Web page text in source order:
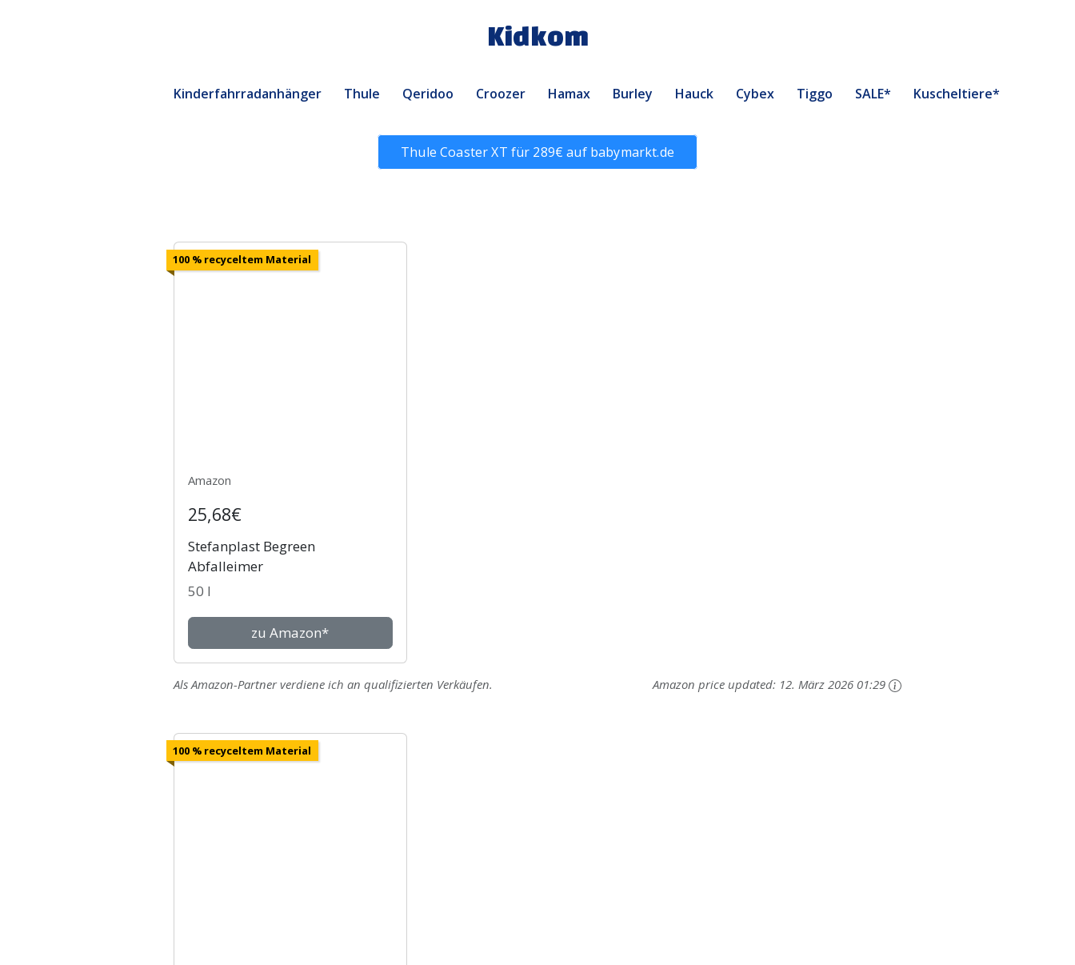
Kidkom
Kinderfahrradanhänger Thule Qeridoo Croozer Hamax Burley Hauck Cybex Tiggo SALE* Kuscheltiere*
Thule Coaster XT für 289€ auf babymarkt.de
100 % recyceltem Material
Amazon
25,68€
Stefanplast Begreen
Abfalleimer
50 l
zu Amazon*
Amazon price updated: 12. März 2026 01:29
Als Amazon-Partner verdiene ich an qualifizierten Verkäufen.
100 % recyceltem Material